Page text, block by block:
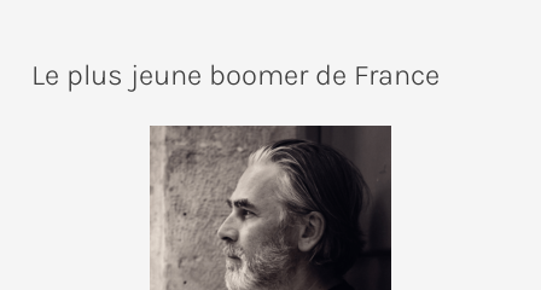
Le plus jeune boomer de France